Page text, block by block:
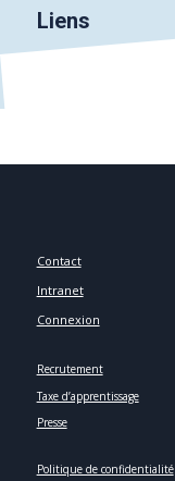
Liens
Contact
Intranet
Connexion
Recrutement
Taxe d’apprentissage
Presse
Politique de confidentialité